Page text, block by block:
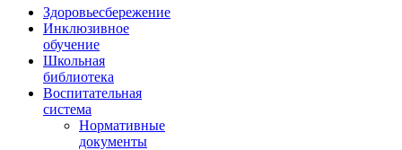
Здоровьесбережение
Инклюзивное
обучение
Школьная
библиотека
Воспитательная
система
Нормативные
документы